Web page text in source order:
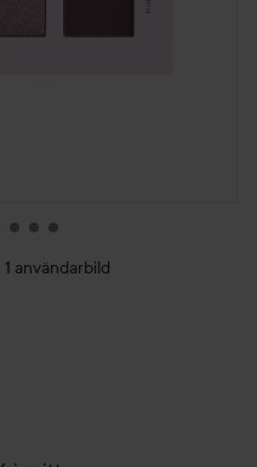
1 användarbild